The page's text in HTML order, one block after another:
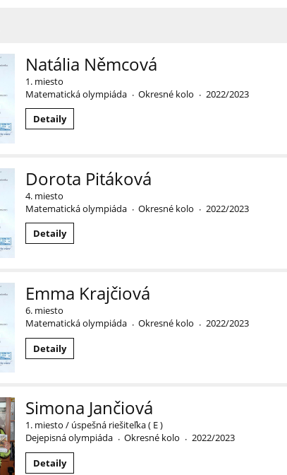
Natália Němcová
1. miesto
Matematická olympiáda · Okresné kolo · 2022/2023
Detaily
Dorota Pitáková
4. miesto
Matematická olympiáda · Okresné kolo · 2022/2023
Detaily
Emma Krajčiová
6. miesto
Matematická olympiáda · Okresné kolo · 2022/2023
Detaily
Simona Jančiová
1. miesto / úspešná riešiteľka ( E )
Dejepisná olympiáda · Okresné kolo · 2022/2023
Detaily